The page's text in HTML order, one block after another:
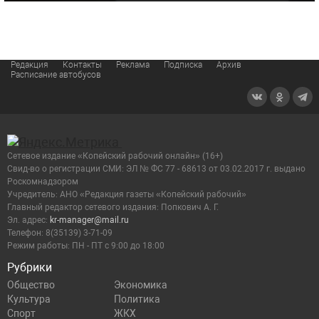
Редакция Контакты Реклама Подписка
Архив
Расписание автобусов
Рубрики
Общество
Экономика
Культура
Политика
Спорт
ЖКХ
Сетевое издание «Копейский рабочий онлайн» (16+)
Cвид-во о регистрации СМИ: ЭЛ № ФС 77 - 68613 от 03.02.2017 г. выдано
Роскомнадзором
Учредитель: АНО «Редакция газеты «Копейский рабочий»
Главный редактор сетевого издания: Попкович А. Г.
Эл. адрес: kr-manager@mail.ru
Телефон: 8(35139) 3-71-09
Режим работы: ПН - ПТ с 9:00 до 18:00